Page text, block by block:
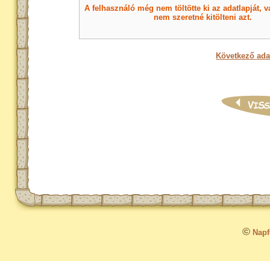
A felhasználó még nem töltötte ki az adatlapját,
nem szeretné kitölteni azt.
Következő
©